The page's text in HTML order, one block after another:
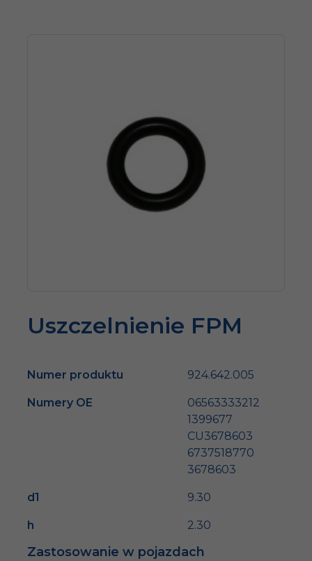
Uszczelnienie FPM
Numer produktu 924.642.005
Numery OE
06563333212
1399677
CU3678603
6737518770
3678603
d1 9.30
h 2.30
Zastosowanie w pojazdach